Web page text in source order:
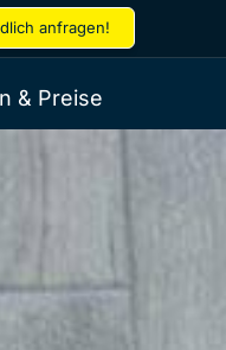
anfragen!
& Preise